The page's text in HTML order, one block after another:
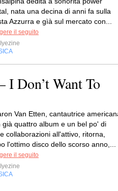
nata una decina di anni fa sulla
Azzurra e gìà sul mercato con...
il seguito
Iyezine
I Don’t Want To
Van Etten, cantautrice
già quattro album e un bel po' di
collaborazioni all'attivo, ritorna,
l'ottimo disco dello scorso anno,...
il seguito
Iyezine